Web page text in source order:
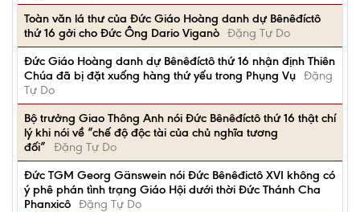
Toàn văn lá thư của Đức Giáo Hoàng danh dự Bênêđíctô
thứ 16 gởi cho Đức Ông Dario Viganò Đặng Tự Do
Đức Giáo Hoàng danh dự Bênêđíctô thứ 16 nhận định Thiên
Chúa đã bị đặt xuống hàng thứ yếu trong Phụng Vụ Đặng
Tự Do
Bộ trưởng Giao Thông Anh nói Đức Bênêđíctô thứ 16 thật chí
lý khi nói về “chế độ độc tài của chủ nghĩa tương
đối”
Đặng Tự Do
Ðức TGM Georg Gänswein nói Đức Bênêđictô XVI không có
ý phê phán tình trạng Giáo Hội dưới thời Đức Thánh Cha
Phanxicô Đặng Tự Do